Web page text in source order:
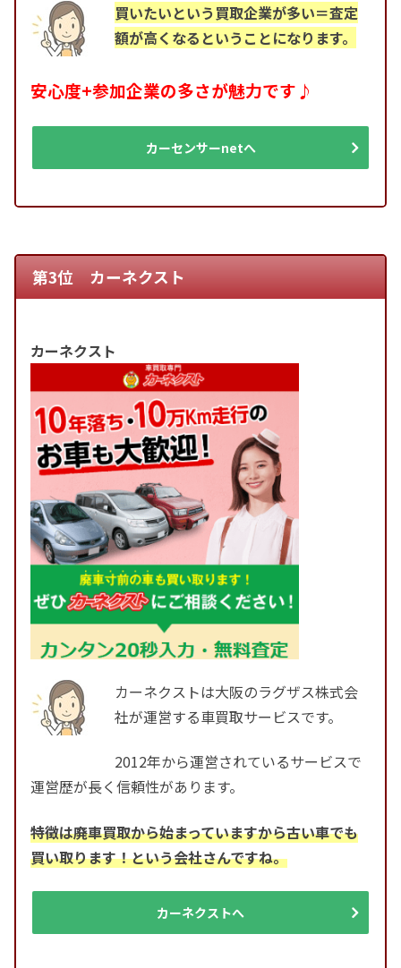
買いたいという買取企業が多い＝査定
額が高くなるということになります。
安心度+参加企業の多さが魅力です♪
カーセンサーnetへ
第3位 カーネクスト
カーネクスト
カーネクストは大阪のラグザス株式会
社が運営する車買取サービスです。
2012年から運営されているサービスで
運営歴が長く信頼性があります。
特徴は廃車買取から始まっていますから古い車でも
買い取ります！という会社さんですね。
カーネクストへ